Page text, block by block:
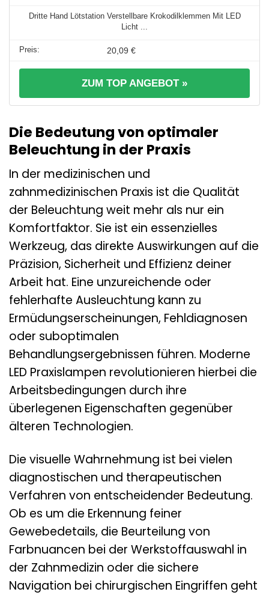
Dritte Hand Lötstation Verstellbare Krokodilklemmen Mit LED
Licht ...
20,09 €
ZUM TOP ANGEBOT »
Die Bedeutung von optimaler
Beleuchtung in der Praxis
In der medizinischen und
zahnmedizinischen Praxis ist die Qualität
der Beleuchtung weit mehr als nur ein
Komfortfaktor. Sie ist ein essenzielles
Werkzeug, das direkte Auswirkungen auf die
Präzision, Sicherheit und Effizienz deiner
Arbeit hat. Eine unzureichende oder
fehlerhafte Ausleuchtung kann zu
Ermüdungserscheinungen, Fehldiagnosen
oder suboptimalen
Behandlungsergebnissen führen. Moderne
LED Praxislampen revolutionieren hierbei die
Arbeitsbedingungen durch ihre
überlegenen Eigenschaften gegenüber
älteren Technologien.
Die visuelle Wahrnehmung ist bei vielen
diagnostischen und therapeutischen
Verfahren von entscheidender Bedeutung.
Ob es um die Erkennung feiner
Gewebedetails, die Beurteilung von
Farbnuancen bei der Werkstoffauswahl in
der Zahnmedizin oder die sichere
Navigation bei chirurgischen Eingriffen geht